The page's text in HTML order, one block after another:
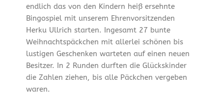
endlich das von den Kindern heiß ersehnte
Bingospiel mit unserem Ehrenvorsitzenden
Herku Ullrich starten. Ingesamt 27 bunte
Weihnachtspäckchen mit allerlei schönen bis
lustigen Geschenken warteten auf einen neuen
Besitzer. In 2 Runden durften die Glückskinder
die Zahlen ziehen, bis alle Päckchen vergeben
waren.